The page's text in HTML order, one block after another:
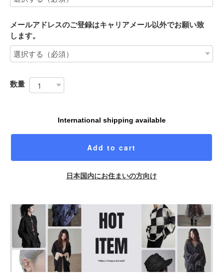
メールアドレスのご登録はキャリアメール以外でお願い致
します。
数量
International shipping available
Add to cart
日本国内にお住まいの方向け